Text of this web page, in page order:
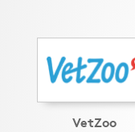
VetZoo